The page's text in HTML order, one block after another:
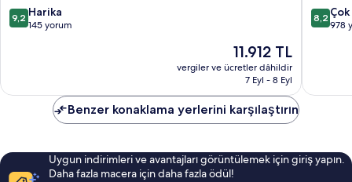
10
üzerinden
9,2 Harika
145 yorum
Güncel
fiyat:
11.912 TL
11.912 TL
vergiler ve ücretler dâhildir
7 Eyl - 8 Eyl
10
yorum
8,2
978
Benzer konaklama yerlerini karşılaştırın
Uygun indirimleri ve avantajları görüntülemek için giriş yapın.
Daha fazla macera için daha fazla ödül!